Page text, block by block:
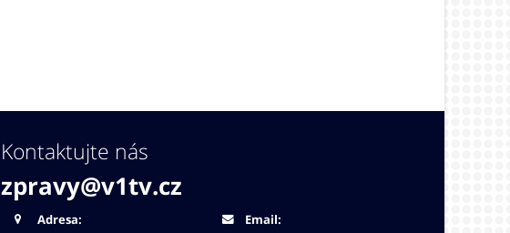
Kontaktujte nás
zpravy@v1tv.cz
Adresa: Email: